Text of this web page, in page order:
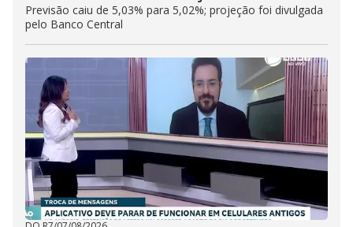
Previsão caiu de 5,03% para 5,02%; projeção foi divulgada
pelo Banco Central